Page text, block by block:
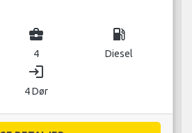
business_center
4
local_gas_station
Diesel
login
4 Dør